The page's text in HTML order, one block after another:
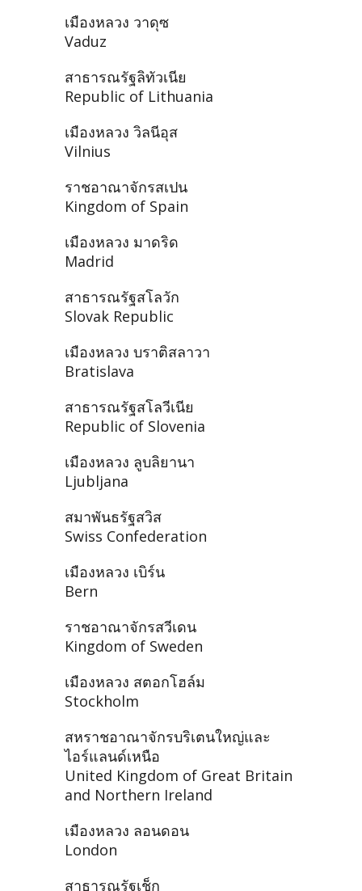
เมืองหลวง วาดุซ
Vaduz
สาธารณรัฐลิทัวเนีย
Republic of Lithuania
เมืองหลวง วิลนีอุส
Vilnius
ราชอาณาจักรสเปน
Kingdom of Spain
เมืองหลวง มาดริด
Madrid
สาธารณรัฐสโลวัก
Slovak Republic
เมืองหลวง บราติสลาวา
Bratislava
สาธารณรัฐสโลวีเนีย
Republic of Slovenia
เมืองหลวง ลูบลิยานา
Ljubljana
สมาพันธรัฐสวิส
Swiss Confederation
เมืองหลวง เบิร์น
Bern
ราชอาณาจักรสวีเดน
Kingdom of Sweden
เมืองหลวง สตอกโฮล์ม
Stockholm
สหราชอาณาจักรบริเตนใหญ่และ
ไอร์แลนด์เหนือ
United Kingdom of Great Britain
and Northern Ireland
เมืองหลวง ลอนดอน
London
สาธารณรัฐเช็ก